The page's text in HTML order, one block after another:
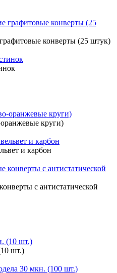
конверты (25 штук)
круги)
и карбон
с антистатической
шт.)